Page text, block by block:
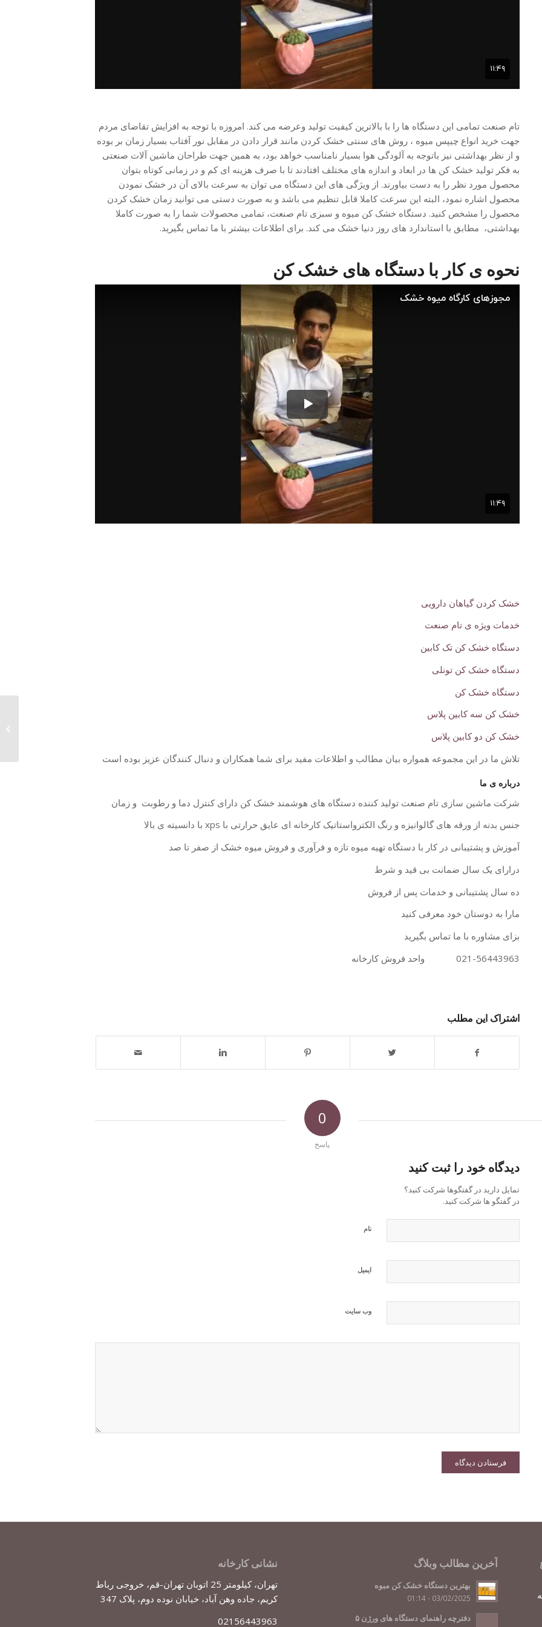
تام صنعت تمامی این دستگاه ها را با بالاترین کیفیت تولید وعرضه می کند. امروزه با توجه به افزایش تقاضای مردم
جهت خرید انواع چیپس میوه ، روش های سنتی خشک کردن مانند قرار دادن در مقابل نور آفتاب بسیار زمان بر بوده
و از نظر بهداشتی نیز باتوجه به آلودگی هوا بسیار نامناسب خواهد بود، به همین جهت طراحان ماشین آلات صنعتی
به فکر تولید خشک کن ها در ابعاد و اندازه های مختلف افتادند تا با صرف هزینه ای کم و در زمانی کوتاه بتوان
محصول مورد نظر را به دست بیاورند. از ویژگی های این دستگاه می توان به سرعت بالای آن در خشک نمودن
محصول اشاره نمود، البته این سرعت کاملا قابل تنظیم می باشد و به صورت دستی می توانید زمان خشک کردن
محصول را مشخص کنید. دستگاه خشک کن میوه و سبزی تام صنعت، تمامی محصولات شما را به صورت کاملا
بهداشتی، مطابق با استاندارد های روز دنیا خشک می کند. برای اطلاعات بیشتر با ما تماس بگیرید.
نحوه ی کار با دستگاه های خشک کن
خشک کردن گیاهان دارویی
خدمات ویژه ی تام صنعت
دستگاه خشک کن تک کابین
دستگاه خشک کن تونلی
دستگاه خشک کن
خشک کن سه کابین پلاس
خشک کن دو کابین پلاس
تلاش ما در این مجموعه همواره بیان مطالب و اطلاعات مفید برای شما همکاران و دنبال کنندگان عزیز بوده است
درباره ی ما
شرکت ماشین سازی تام صنعت تولید کننده دستگاه های هوشمند خشک کن دارای کنترل دما و رطوبت و زمان
جنس بدنه از ورقه های گالوانیزه و رنگ الکترواستاتیک کارخانه ای عایق حرارتی با xps با دانسیته ی بالا
آموزش و پشتیبانی در کار با دستگاه تهیه میوه تازه و فرآوری و فروش میوه خشک از صفر تا صد
درارای یک سال ضمانت بی قید و شرط
ده سال پشتیبانی و خدمات پس از فروش
مارا به دوستان خود معرفی کنید
بزای مشاوره با ما تماس بگیرید
021-56443963 واحد فروش کارخانه
اشتراک این مطلب
0
پاسخ
دیدگاه خود را ثبت کنید
تمایل دارید در گفتگوها شرکت کنید؟
در گفتگو ها شرکت کنید.
نام
ایمیل
وب‌ سایت
آخرین مطالب وبلاگ
بهترین دستگاه خشک کن مبوه
03/02/2025 - 01:14
دفترچه راهنمای دستگاه های ورژن ۵
نشانی کارخانه
تهران، کیلومتر 25 اتوبان تهران-قم، خروجی رباط
کریم، جاده وهن آباد، خیابان نوده دوم، پلاک 347
02156443963